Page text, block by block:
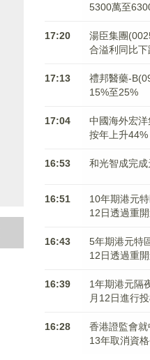
5300萬至
17:20
湯臣集團
合溢利同比
17:13
禮邦醫藥-
15%至25%
17:04
中國海外宏
按年上升44%
16:53 和光智成完
16:51
10年期港元
12日透過重
16:43
5年期港元特
12日透過重
16:39
1年期港元隔
月12日進行
16:28
香港證監會
13年取消資